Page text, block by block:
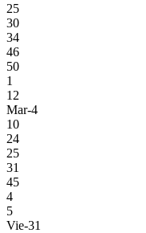
25
30
34
46
50
1
12
Mar-4
10
24
25
31
45
4
5
Vie-31